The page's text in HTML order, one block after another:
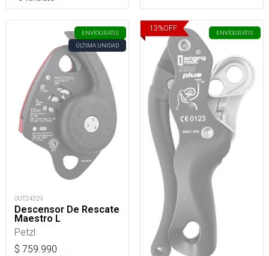
ENVÍOGRATIS
ÚLTIMA UNIDAD
OUT34329
Descensor De Rescate
Maestro L
Petzl
$ 759.990
13%OFF
ENVÍOGRATIS